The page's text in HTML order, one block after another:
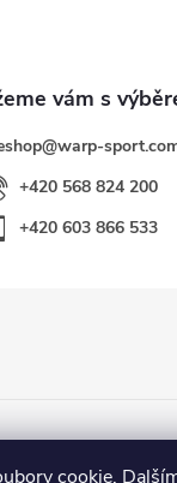
cookie.
@warp-
+420 568 824 200
+420 603 866 533